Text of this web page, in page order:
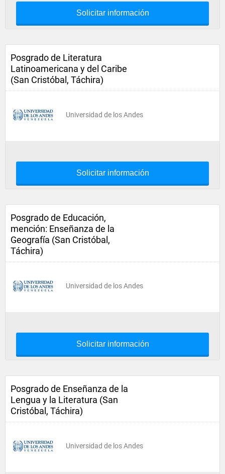
Solicitar información
Posgrado de Literatura
Latinoamericana y del Caribe
(San Cristóbal, Táchira)
Universidad de los Andes
Solicitar información
Posgrado de Educación,
mención: Enseñanza de la
Geografía (San Cristóbal,
Táchira)
Universidad de los Andes
Solicitar información
Posgrado de Enseñanza de la
Lengua y la Literatura (San
Cristóbal, Táchira)
Universidad de los Andes